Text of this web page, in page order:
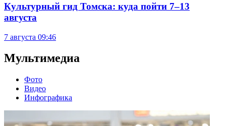
Культурный гид Томска: куда пойти 7–13
августа
7 августа 09:46
Мультимедиа
Фото
Видео
Инфографика